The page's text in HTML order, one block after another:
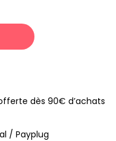
dès 90€ d’achats
/ Payplug